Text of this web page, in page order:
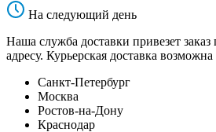
На следующий день
Наша служба доставки привезет
адресу. Курьерская доставка
Санкт-Петербург
Москва
Ростов-на-Дону
Краснодар